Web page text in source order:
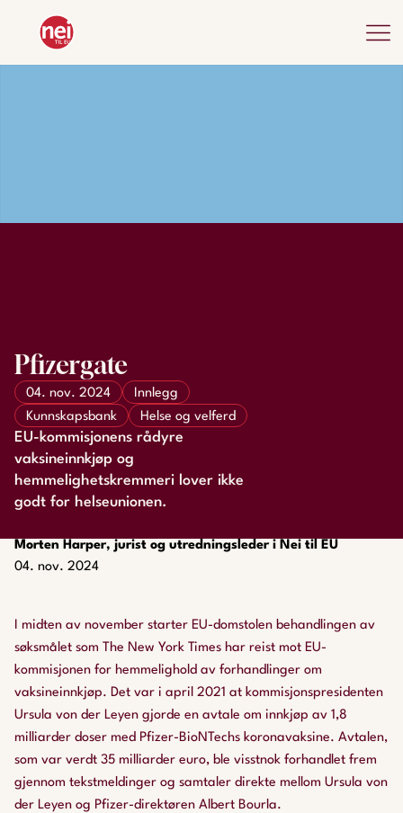
Morten Harper, jurist og utredningsleder i Nei til EU
04. nov. 2024
Pfizergate
04. nov. 2024
Innlegg
Kunnskapsbank
Helse og velferd
EU-kommisjonens rådyre
vaksineinnkjøp og
hemmelighetskremmeri lover ikke
godt for helseunionen.
I midten av november starter EU-domstolen behandlingen av
søksmålet som The New York Times har reist mot EU-
kommisjonen for hemmelighold av forhandlinger om
vaksineinnkjøp. Det var i april 2021 at kommisjonspresidenten
Ursula von der Leyen gjorde en avtale om innkjøp av 1,8
milliarder doser med Pfizer-BioNTechs koronavaksine. Avtalen,
som var verdt 35 milliarder euro, ble visstnok forhandlet frem
gjennom tekstmeldinger og samtaler direkte mellom Ursula von
der Leyen og Pfizer-direktøren Albert Bourla.